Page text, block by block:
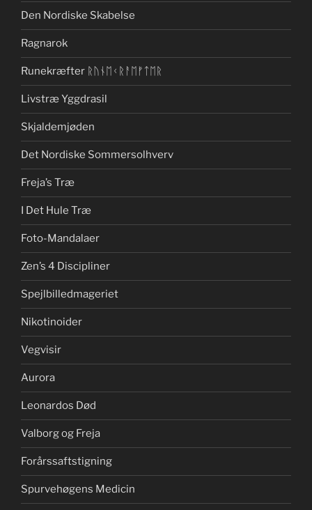
Den Nordiske Skabelse
Ragnarok
Runekræfter ᚱᚢᚾᛖᚲᚱᚨᛖᚠᛏᛖᚱ
Livstræ Yggdrasil
Skjaldemjøden
Det Nordiske Sommersolhverv
Freja’s Træ
I Det Hule Træ
Foto-Mandalaer
Zen’s 4 Discipliner
Spejlbilledmageriet
Nikotinoider
Vegvisir
Aurora
Leonardos Død
Valborg og Freja
Forårssaftstigning
Spurvehøgens Medicin